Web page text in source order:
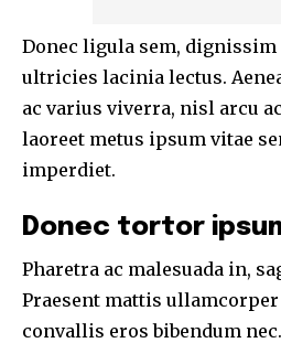
Donec ligula sem, dignissim
ultricies lacinia lectus.
ac varius viverra, nisl arcu
laoreet metus ipsum vitae
imperdiet.
Donec tortor
Pharetra ac malesuada in,
Praesent mattis
convallis eros bibendum